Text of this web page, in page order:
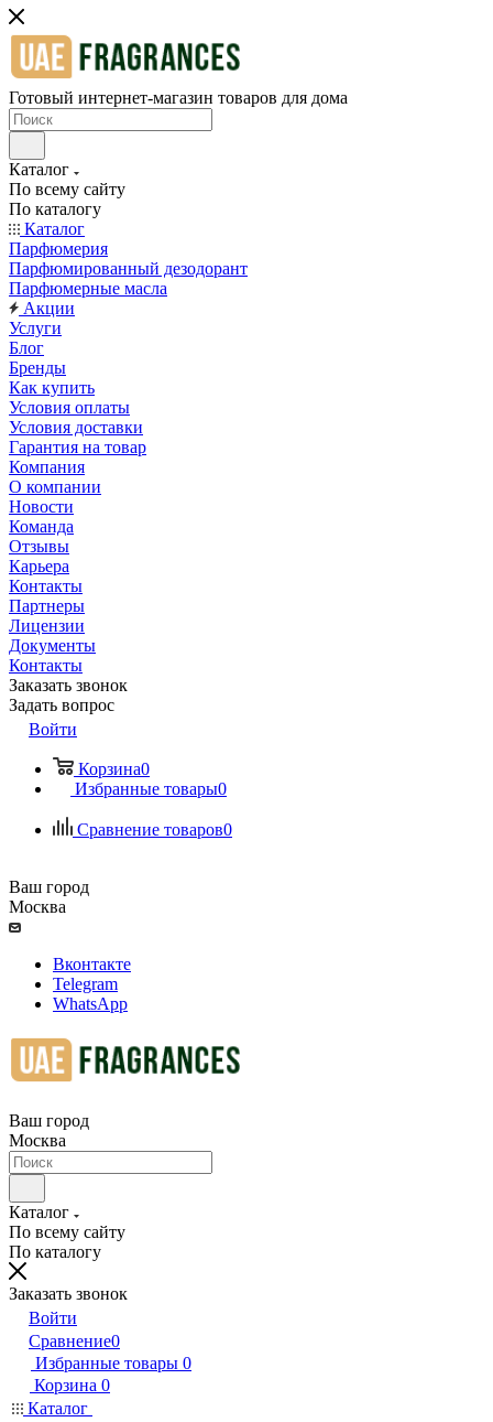
Готовый интернет-магазин товаров для дома
Каталог
По всему сайту
По каталогу
Каталог
Парфюмерия
Парфюмированный дезодорант
Парфюмерные масла
Акции
Услуги
Блог
Бренды
Как купить
Условия оплаты
Условия доставки
Гарантия на товар
Компания
О компании
Новости
Команда
Отзывы
Карьера
Контакты
Партнеры
Лицензии
Документы
Контакты
Заказать звонок
Задать вопрос
Войти
Корзина0
Избранные товары0
Сравнение товаров0
Ваш город
Москва
Вконтакте
Telegram
WhatsApp
Ваш город
Москва
Каталог
По всему сайту
По каталогу
Заказать звонок
Войти
Сравнение0
Избранные товары 0
Корзина 0
Каталог